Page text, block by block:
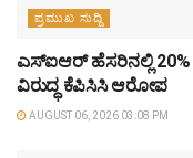
ಪ್ರಮುಖ ಸುದ್ದಿ
ಎಸ್‌ಐಆರ್‌ ಹೆಸರಿನಲ್ಲಿ 20%
ವಿರುದ್ಧ ಕೆಪಿಸಿಸಿ ಆರೋಪ
AUGUST 06, 2026 03:08 PM